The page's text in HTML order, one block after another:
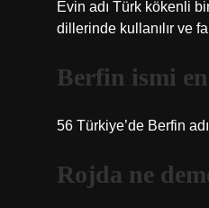
Evin adı Türk kökenli
dillerinde kullanılır ve
Berfin ismi
56 Türkiye’de Berfin
Rojda ne